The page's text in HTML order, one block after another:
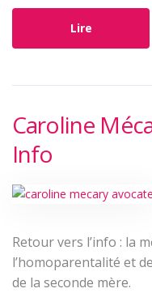
Lire
Caroline
Info
Retour vers l’info : la
l’homoparentalité et
de la seconde mère.